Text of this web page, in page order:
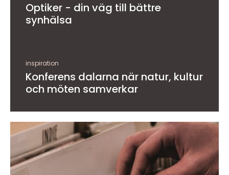
Optiker - din väg till bättre
synhälsa
inspiration
Konferens dalarna när natur, kultur
och möten samverkar